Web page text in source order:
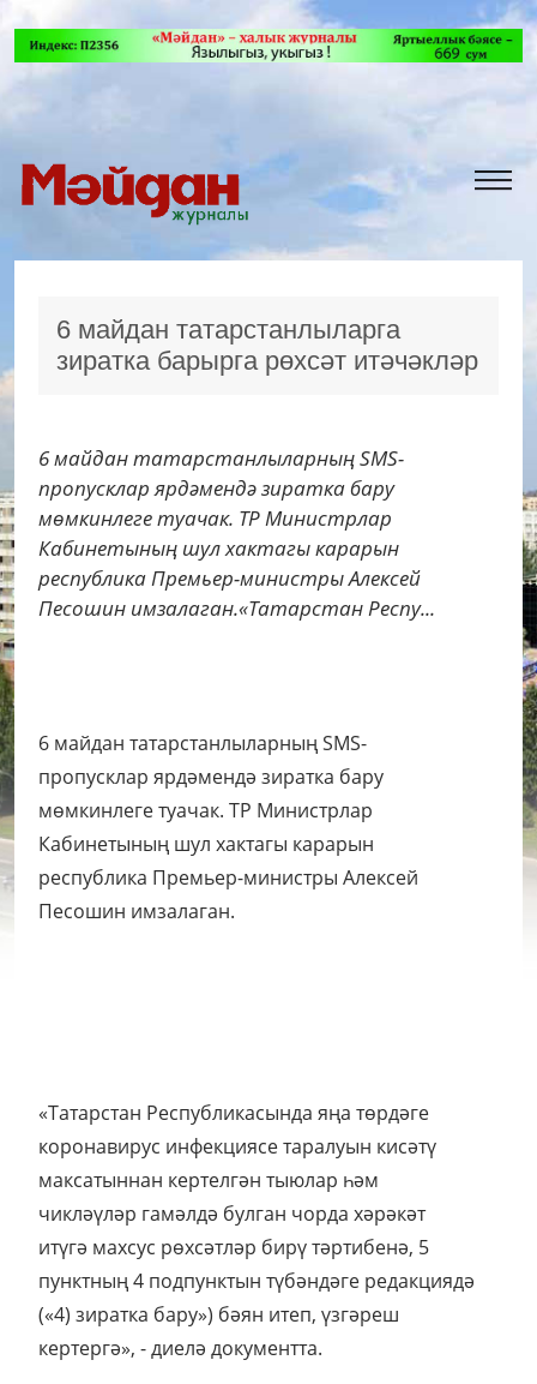
6 майдан татарстанлыларга
зиратка барырга рөхсәт итәчәкләр
6 майдан татарстанлыларның SMS-
пропусклар ярдәмендә зиратка бару
мөмкинлеге туачак. ТР Министрлар
Кабинетының шул хактагы карарын
республика Премьер-министры Алексей
Песошин имзалаган.«Татарстан Респу...
6 майдан татарстанлыларның SMS-
пропусклар ярдәмендә зиратка бару
мөмкинлеге туачак. ТР Министрлар
Кабинетының шул хактагы карарын
республика Премьер-министры Алексей
Песошин имзалаган.
«Татарстан Республикасында яңа төрдәге
коронавирус инфекциясе таралуын кисәтү
максатыннан кертелгән тыюлар һәм
чикләүләр гамәлдә булган чорда хәрәкәт
итүгә махсус рөхсәтләр бирү тәртибенә, 5
пунктның 4 подпунктын түбәндәге редакциядә
(«4) зиратка бару») бәян итеп, үзгәреш
кертергә», - диелә документта.